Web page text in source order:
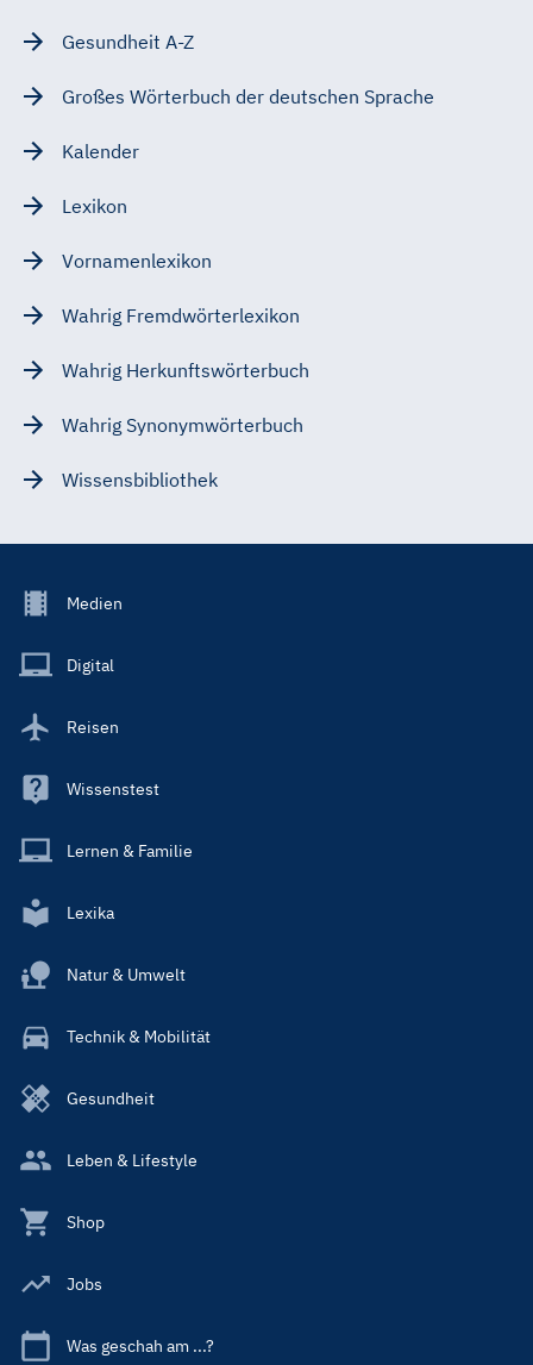
Gesundheit A-Z
Großes Wörterbuch der deutschen Sprache
Kalender
Lexikon
Vornamenlexikon
Wahrig Fremdwörterlexikon
Wahrig Herkunftswörterbuch
Wahrig Synonymwörterbuch
Wissensbibliothek
Footer
Main
Medien
Digital
Reisen
Wissenstest
Lernen & Familie
Lexika
Natur & Umwelt
Technik & Mobilität
Gesundheit
Leben & Lifestyle
Shop
Jobs
Was geschah am ...?